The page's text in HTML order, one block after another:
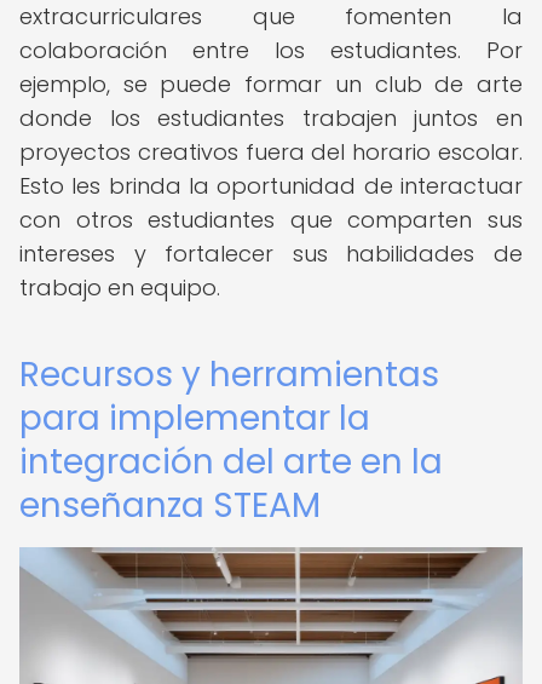
extracurriculares que fomenten la
colaboración entre los estudiantes. Por
ejemplo, se puede formar un club de arte
donde los estudiantes trabajen juntos en
proyectos creativos fuera del horario escolar.
Esto les brinda la oportunidad de interactuar
con otros estudiantes que comparten sus
intereses y fortalecer sus habilidades de
trabajo en equipo.
Recursos y herramientas
para implementar la
integración del arte en la
enseñanza STEAM